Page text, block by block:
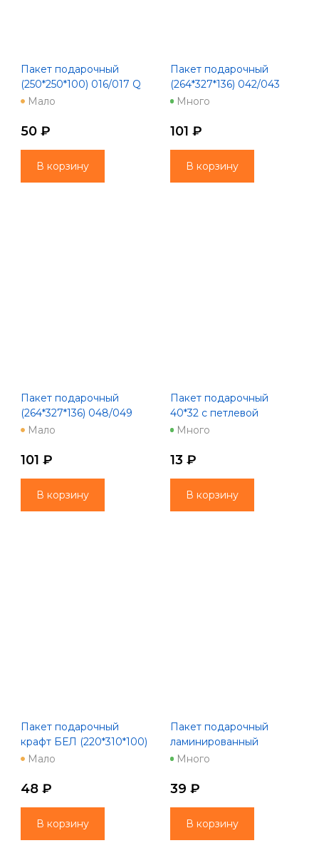
Пакет подарочный
(250*250*100) 016/017 Q
25Мало
50 ₽
В корзину
Пакет подарочный
(264*327*136) 042/043
mix LC
Много
101 ₽
В корзину
Пакет подарочный
(264*327*136) 048/049
LCМало
101 ₽
В корзину
Пакет подарочный
40*32 с петлевой
ручной Здравствуй Елка
Много
13 ₽
В корзину
Пакет подарочный
крафт БЕЛ (220*310*100)
НГ 019/020 MLK mix
Мало
48 ₽
В корзину
Пакет подарочный
ламинированный
(123*362*78)
Много
39 ₽
В корзину